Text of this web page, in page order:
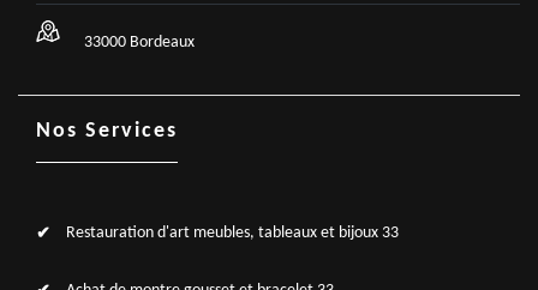
33000 Bordeaux
Nos Services
Restauration d'art meubles, tableaux et bijoux 33